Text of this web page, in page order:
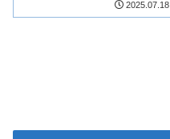
2025.07.18